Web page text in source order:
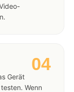
04
Gerät
Wenn